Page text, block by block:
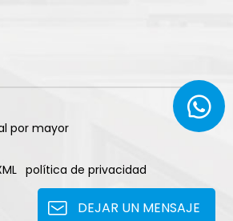
por mayor
política de privacidad
DEJAR UN MENSAJE